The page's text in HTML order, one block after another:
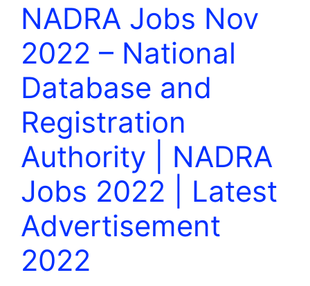
NADRA Jobs Nov
2022 – National
Database and
Registration
Authority | NADRA
Jobs 2022 | Latest
Advertisement
2022